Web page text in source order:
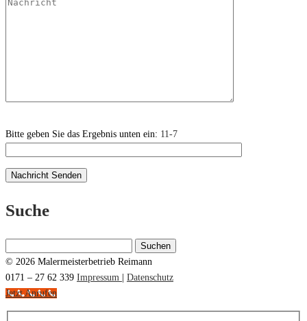
Bitte geben Sie das Ergebnis unten ein: 11-7
Suche
nach:
© 2026 Malermeisterbetrieb Reimann
0171 – 27 62 339 Impressum
Datenschutz
Jetzt Anrufen